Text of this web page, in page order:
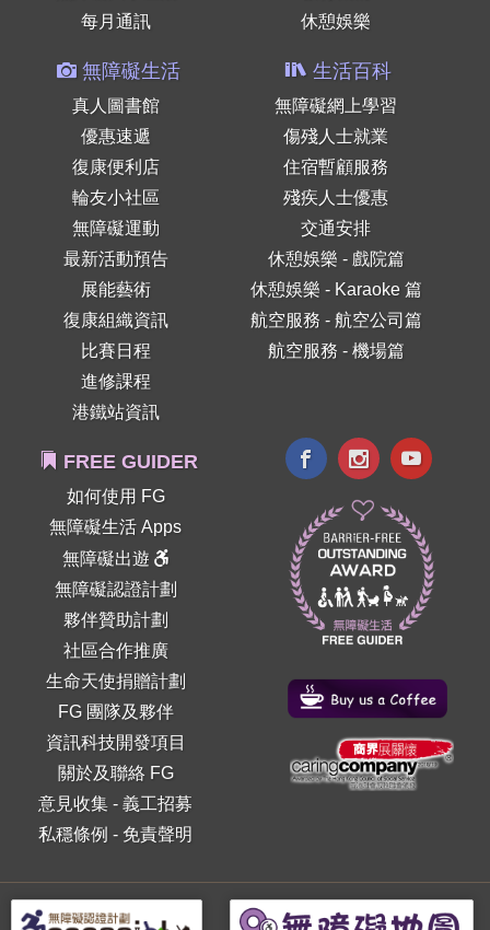
每月通訊
休憩娛樂
無障礙生活
真人圖書館
優惠速遞
復康便利店
輪友小社區
無障礙運動
最新活動預告
展能藝術
復康組織資訊
比賽日程
進修課程
港鐵站資訊
生活百科
無障礙網上學習
傷殘人士就業
住宿暫顧服務
殘疾人士優惠
交通安排
休憩娛樂 - 戲院篇
休憩娛樂 - Karaoke 篇
航空服務 - 航空公司篇
航空服務 - 機場篇
FREE GUIDER
如何使用 FG
無障礙生活 Apps
無障礙出遊
無障礙認證計劃
夥伴贊助計劃
社區合作推廣
生命天使捐贈計劃
FG 團隊及夥伴
資訊科技開發項目
關於及聯絡 FG
意見收集 -義工招募
私穩條例 - 免責聲明